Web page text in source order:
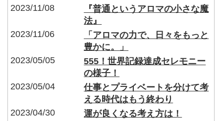
2023/11/08
『普通というアロマの小さな魔
法』
2023/11/06
「アロマの力で、日々をもっと
豊かに。」
2023/05/05
555！世界記録達成セレモニー
の様子！
2023/05/04
仕事とプライベートを分けて考
える時代はもう終わり
2023/04/30
運が良くなる考え方は！